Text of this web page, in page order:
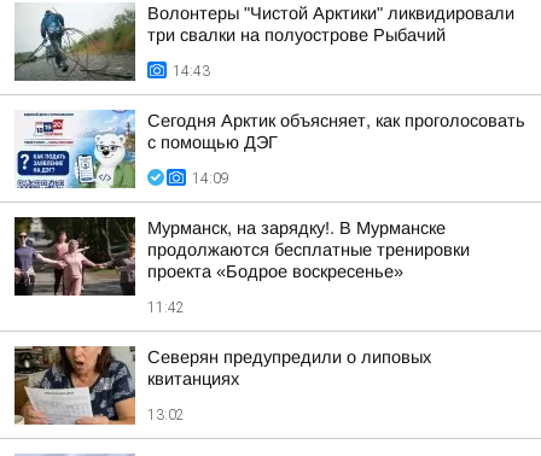
Волонтеры "Чистой Арктики" ликвидировали
три свалки на полуострове Рыбачий
14:43
Сегодня Арктик объясняет, как проголосовать
с помощью ДЭГ
14:09
Мурманск, на зарядку!. В Мурманске
продолжаются бесплатные тренировки
проекта «Бодрое воскресенье»
11:42
Северян предупредили о липовых
квитанциях
13:02